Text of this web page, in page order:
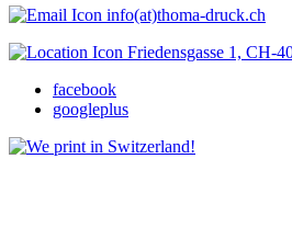
info(at)thoma-druck.ch
Friedensgasse 1, CH-
facebook
googleplus